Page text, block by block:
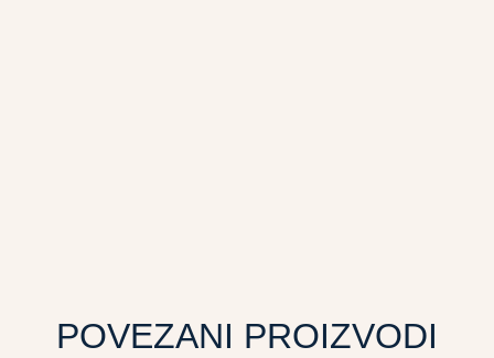
POVEZANI PROIZVODI